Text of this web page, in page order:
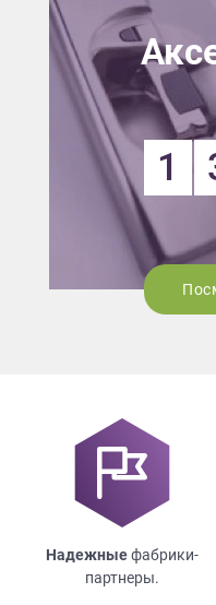
1
Надежныефабрики-
партнеры.